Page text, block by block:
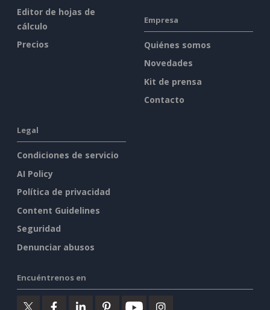
Editor de hojas de
cálculo
Precios
Empresa
Quiénes somos
Novedades
Kit de prensa
Contacto
Legal
Condiciones de servicio
AI Policy
Política de privacidad
Content Guidelines
Seguridad
Denunciar abusos
Encuéntrenos en